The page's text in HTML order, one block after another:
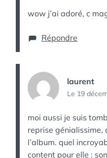
wow j’ai adoré, c
Répondre
laurent
Le 19
moi aussi je suis
reprise génialissime,
l’album. quel
content pour elle :